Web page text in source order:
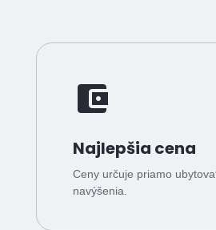
Najlepšia cena
Ceny určuje priamo
navýšenia.